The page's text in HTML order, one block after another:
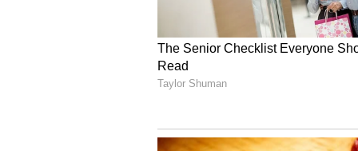
ఆరు స్థానాలు బీజేపీ కోరుతోంది. అరకు,
ఎంపీ స్థానాలు తమకు కావాలని
బీజేపీ - జనసేన పార్టీల రెండింటికీ కలిపి
జరుగుతోంది. ఎన్నికలకు ఇంకా